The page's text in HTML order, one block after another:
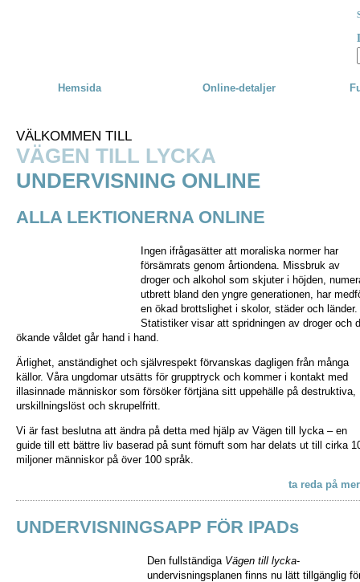
Hemsida Online-detaljer
VÄLKOMMEN TILL
VÄGEN TILL LYCKA
UNDERVISNING ONLINE
ALLA LEKTIONERNA ONLINE
Ingen ifrågasätter att moraliska normer har
försämrats genom årtiondena. Missbruk av
droger och alkohol som skjuter i höjden,
utbrett bland den yngre generationen, har
en ökad brottslighet i skolor, städer och länder.
Statistiker visar att spridningen av droger och
ökande våldet går hand i hand.
Ärlighet, anständighet och självrespekt förvanskas dagligen från många
källor. Våra ungdomar utsätts för grupptryck och kommer i kontakt med
illasinnade människor som försöker förtjäna sitt uppehälle på destruktiva,
urskillningslöst och skrupelfritt.
Vi är fast beslutna att ändra på detta med hjälp av Vägen till lycka – en
guide till ett bättre liv baserad på sunt förnuft som har delats ut till cirka
miljoner människor på över 100 språk.
ta reda på
UNDERVISNINGSAPP FÖR IPADs
Den fullständiga Vägen till lycka-
undervisningsplanen finns nu lätt tillgänglig